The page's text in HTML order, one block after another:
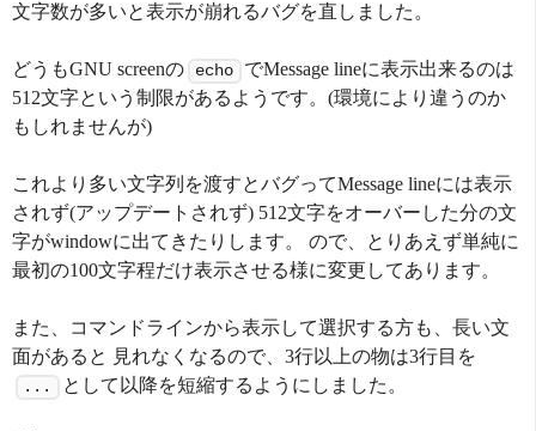
文字数が多いと表示が崩れるバグを直しました。
どうもGNU screenの echo
でMessage lineに表示出来るのは
512文字という制限があるようです。(環境により違うのか
もしれませんが)
これより多い文字列を渡すとバグってMessage lineには表示
されず(アップデートされず) 512文字をオーバーした分の文
字がwindowに出てきたりします。 ので、とりあえず単純に
最初の100文字程だけ表示させる様に変更してあります。
また、コマンドラインから表示して選択する方も、長い文
面があると 見れなくなるので、3行以上の物は3行目を
... として以降を短縮するようにしました。